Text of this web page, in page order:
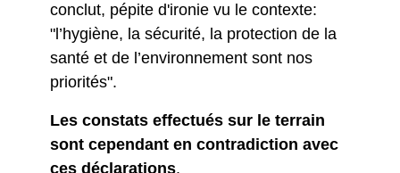
conclut, pépite d'ironie vu le contexte:
"l’hygiène, la sécurité, la protection de la
santé et de l’environnement sont nos
priorités".
Les constats effectués sur le terrain
sont cependant en contradiction avec
ces déclarations.